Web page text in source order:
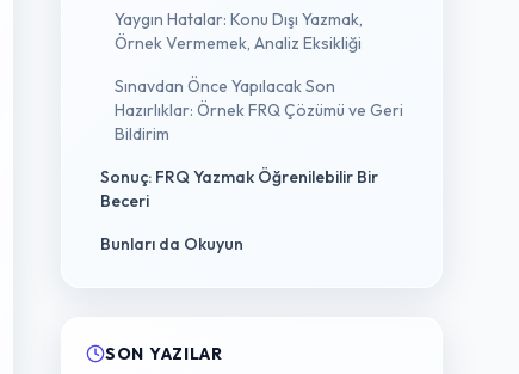
Yaygın Hatalar: Konu Dışı Yazmak,
Örnek Vermemek, Analiz Eksikliği
Sınavdan Önce Yapılacak Son
Hazırlıklar: Örnek FRQ Çözümü ve Geri
Bildirim
Sonuç: FRQ Yazmak Öğrenilebilir Bir
Beceri
Bunları da Okuyun
SON YAZILAR